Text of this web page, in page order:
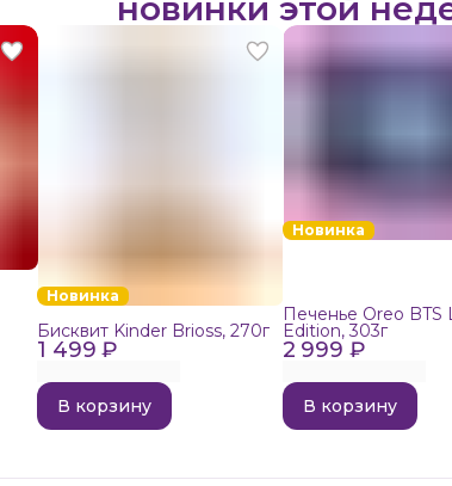
новинки этой
Новинка
1 499 ₽
Бисквит Kinder Brioss, 270г
В корзину
Новинка
2 999 ₽
Печенье Oreo BTS
Edition, 303г
В корзину